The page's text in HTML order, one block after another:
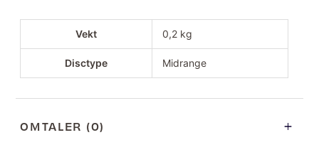
Vekt 0,2 kg
Disctype Midrange
OMTALER (0)